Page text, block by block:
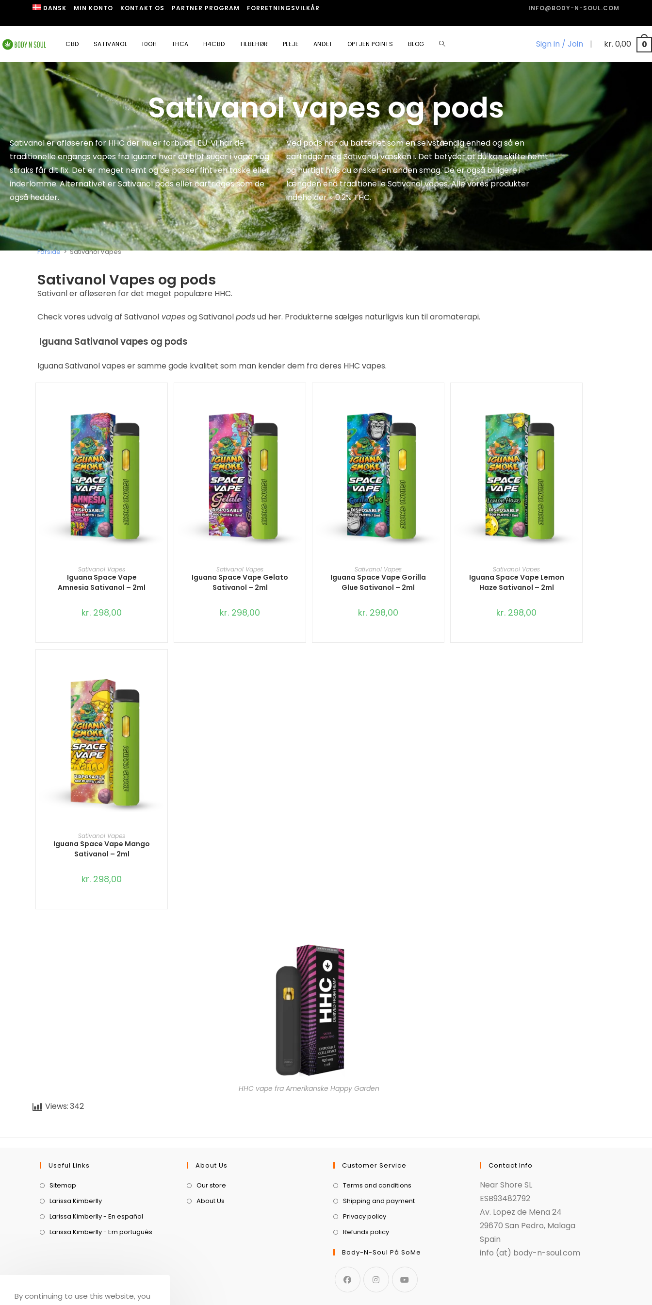
DANSK MIN KONTO KONTAKT OS PARTNER PROGRAM FORRETNINGSVILKÅR INFO@BODY-N-SOUL.COM
Sign in / Join | kr. 0,00 0
CBD SATIVANOL 10OH THCA H4CBD TILBEHØR PLEJE ANDET OPTJEN POINTS BLOG
Sativanol vapes og pods
Sativanol er afløseren for HHC der nu er forbudt i EU. Vi har de
traditionelle engangs vapes fra Iguana hvor du blot suger i vapen og
straks får dit fix. Det er meget nemt og de passer fint i en taske eller
inderlomme. Alternativet er Sativanol pods eller cartridges som de
også hedder.
Ved pods har du batteriet som en selvstændig enhed og så en
cartridge med Sativanol væsken i. Det betyder at du kan skifte nemt
og hurtigt hvis du ønsker en anden smag. De er også billigere i
længden end traditionelle Sativanol vapes. Alle vores produkter
indeholder < 0.2% THC.
Forside > Sativanol Vapes
Sativanol Vapes og pods​
Sativanl er afløseren for det meget populære HHC.
Check vores udvalg af Sativanol vapesog Sativanolpodsud her. Produkterne sælges naturligvis kun til aromaterapi.
Iguana Sativanol vapes og pods
Iguana Sativanol vapes er samme gode kvalitet som man kender dem fra deres HHC vapes.
TILFØJ TIL KURV
Sativanol Vapes
Iguana Space Vape
Amnesia Sativanol – 2ml
kr. 298,00
TILFØJ TIL KURV
Sativanol Vapes
Iguana Space Vape Gelato
Sativanol – 2ml
kr. 298,00
TILFØJ TIL KURV
Sativanol Vapes
Iguana Space Vape Gorilla
Glue Sativanol – 2ml
kr. 298,00
TILFØJ TIL KURV
Sativanol Vapes
Iguana Space Vape Lemon
Haze Sativanol – 2ml
kr. 298,00
TILFØJ TIL KURV
Sativanol Vapes
Iguana Space Vape Mango
Sativanol – 2ml
kr. 298,00
HHC vape fra Amerikanske Happy Garden
Views:342
Useful Links
Sitemap
Larissa Kimberlly
Larissa Kimberlly - En español
Larissa Kimberlly - Em português
About Us
Our store
About Us
Customer Service
Terms and conditions
Shipping and payment
Privacy policy
Refunds policy
Body-N-Soul På SoMe
Contact Info
Near Shore SL
ESB93482792
Av. Lopez de Mena 24
29670 San Pedro, Malaga
Spain
info (at) body-n-soul.com
By continuing to use this website, you